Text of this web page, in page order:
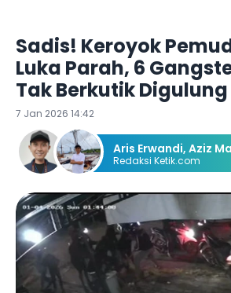
Sadis! Keroyok
Luka Parah, 6
Tak Berkutik Digulung
7 Jan 2026 14:42
Aris Erwandi, Aziz
Redaksi Ketik.com